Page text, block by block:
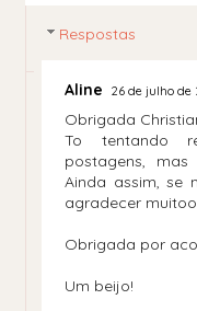
Respostas
Aline 26 de julho de
Obrigada
To tentando
postagens,
Ainda assim, se
agradecer
Obrigada por
Um beijo!